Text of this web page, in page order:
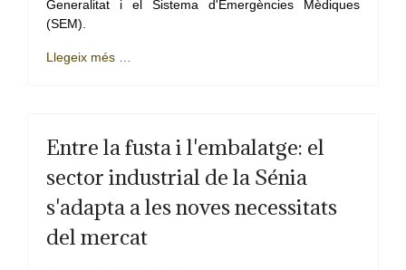
Generalitat i el Sistema d'Emergències Mèdiques
(SEM).
Llegeix més …
Entre la fusta i l'embalatge: el
sector industrial de la Sénia
s'adapta a les noves necessitats
del mercat